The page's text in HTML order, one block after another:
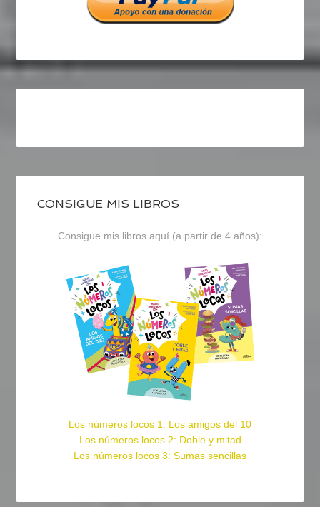
CONSIGUE MIS LIBROS
Consigue mis libros aquí (a partir de 4 años):
Los números locos 1: Los amigos del 10
Los números locos 2: Doble y mitad
Los números locos 3: Sumas sencillas